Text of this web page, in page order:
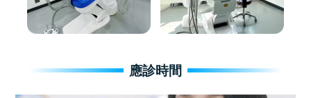
應診時間